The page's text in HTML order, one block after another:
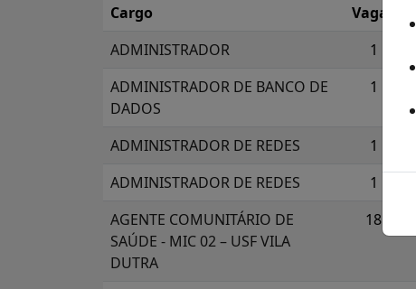
Cargo Vagas
ADMINISTRADOR
1
ADMINISTRADOR DE BANCO DE
DADOS
1
ADMINISTRADOR DE REDES 1
ADMINISTRADOR DE REDES
1
AGENTE COMUNITÁRIO DE
SAÚDE - MIC 02 – USF VILA
DUTRA
18